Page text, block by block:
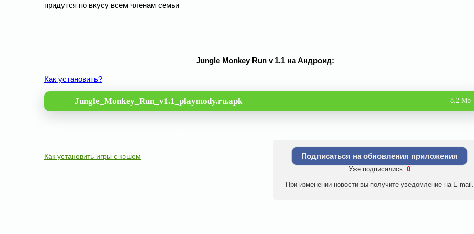
придутся по вкусу всем членам семьи
Jungle Monkey Run v 1.1 на Андроид:
Как установить?
Jungle_Monkey_Run_v1.1_playmody.ru.apk 8.2 Mb
Как установить игры с кэшем Подписаться на обновления приложения
Уже подписались: 0
При изменении новости вы получите уведомление на E-mail.